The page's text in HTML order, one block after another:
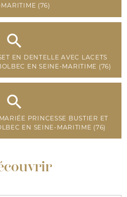
(76)
EN DENTELLE AVEC LACETS
EN SEINE-MARITIME (76)
PRINCESSE BUSTIER ET
EN SEINE-MARITIME (76)